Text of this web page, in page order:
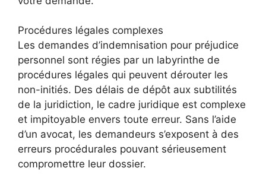
Procédures légales complexes
Les demandes d’indemnisation pour préjudice
personnel sont régies par un labyrinthe de
procédures légales qui peuvent dérouter les
non-initiés. Des délais de dépôt aux subtilités
de la juridiction, le cadre juridique est complexe
et impitoyable envers toute erreur. Sans l’aide
d’un avocat, les demandeurs s’exposent à des
erreurs procédurales pouvant sérieusement
compromettre leur dossier.